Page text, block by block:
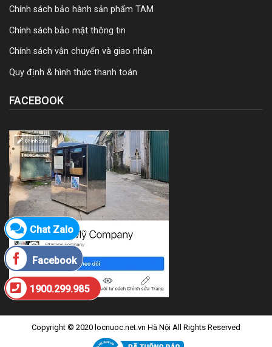
Chính sách bảo hành sản phẩm TAM
Chính sách bảo mật thông tin
Chính sách vận chuyển và giao nhận
Quy định & hình thức thanh toán
FACEBOOK
Copyright © 2020 locnuoc.net.vn Hà Nội All Rights Reserved
Chat Zalo
Facebook
1900.299.985